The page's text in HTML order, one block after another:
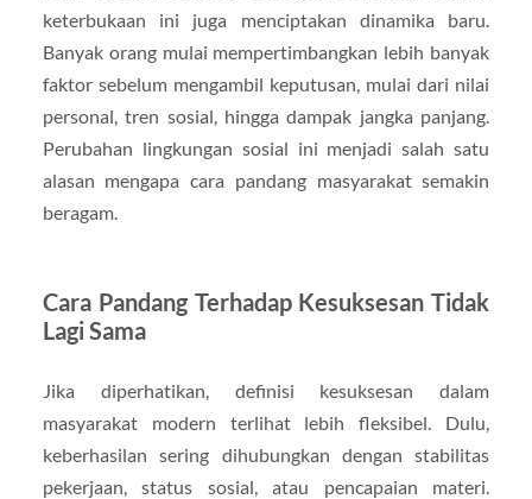
keterbukaan ini juga menciptakan dinamika baru.
Banyak orang mulai mempertimbangkan lebih banyak
faktor sebelum mengambil keputusan, mulai dari nilai
personal, tren sosial, hingga dampak jangka panjang.
Perubahan lingkungan sosial ini menjadi salah satu
alasan mengapa cara pandang masyarakat semakin
beragam.
Cara Pandang Terhadap Kesuksesan Tidak
Lagi Sama
Jika diperhatikan, definisi kesuksesan dalam
masyarakat modern terlihat lebih fleksibel. Dulu,
keberhasilan sering dihubungkan dengan stabilitas
pekerjaan, status sosial, atau pencapaian materi.